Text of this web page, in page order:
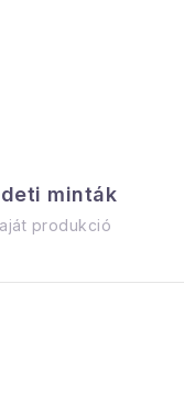
minták
produkció